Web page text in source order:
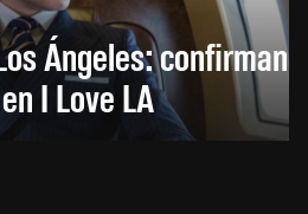
Ángeles: confirman
I Love LA